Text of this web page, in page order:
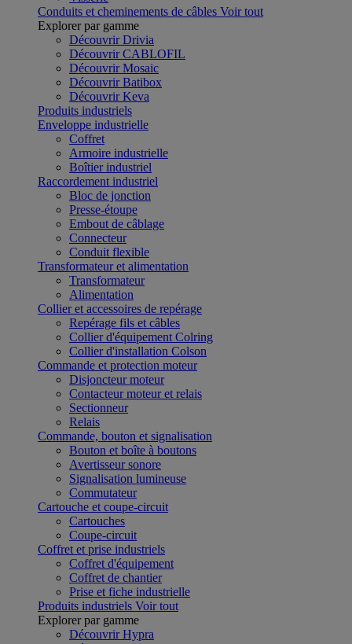
Conduits et cheminements de câbles Voir tout
Explorer par gamme
Découvrir Drivia
Découvrir CABLOFIL
Découvrir Mosaic
Découvrir Batibox
Découvrir Keva
Produits industriels
Enveloppe industrielle
Coffret
Armoire industrielle
Boîtier industriel
Raccordement industriel
Bloc de jonction
Presse-étoupe
Embout de câblage
Connecteur
Conduit flexible
Transformateur et alimentation
Transformateur
Alimentation
Collier et accessoires de repérage
Repérage fils et câbles
Collier d'équipement Colring
Collier d'installation Colson
Commande et protection moteur
Disjoncteur moteur
Contacteur moteur et relais
Sectionneur
Relais
Commande, bouton et signalisation
Bouton et boîte à boutons
Avertisseur sonore
Signalisation lumineuse
Commutateur
Cartouche et coupe-circuit
Cartouches
Coupe-circuit
Coffret et prise industriels
Coffret d'équipement
Coffret de chantier
Prise et fiche industrielle
Produits industriels Voir tout
Explorer par gamme
Découvrir Hypra